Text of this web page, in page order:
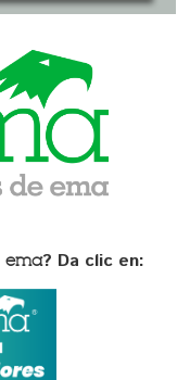
ema? Da clic en: